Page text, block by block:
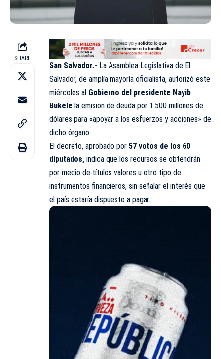
SHARE
San Salvador.- La Asamblea Legislativa de El
Salvador, de amplía mayoría oficialista, autorizó este
miércoles al Gobierno del presidente Nayib
Bukele la emisión de deuda por 1.500 millones de
dólares para «apoyar a los esfuerzos y acciones» de
dicho órgano.
El decreto, aprobado por 57 votos de los 60
diputados, indica que los recursos se obtendrán
por medio de títulos valores u otro tipo de
instrumentos financieros, sin señalar el interés que
el país estaría dispuesto a pagar.